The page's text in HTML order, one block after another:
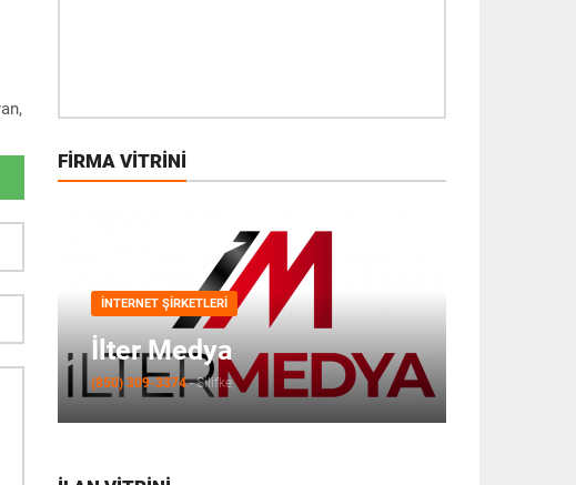
FIRMA VITRINI
İNTERNET ŞIRKETLERI
İlter Medya
(850) 309-3374-Silifke